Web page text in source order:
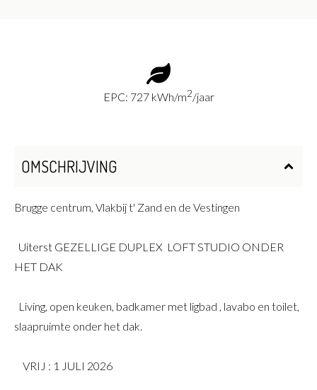
EPC: 727 kWh/m2/jaar
OMSCHRIJVING
Brugge centrum, Vlakbij t' Zand en de Vestingen
Uiterst GEZELLIGE DUPLEX LOFT STUDIO ONDER
HET DAK
Living, open keuken, badkamer met ligbad , lavabo en toilet,
slaapruimte onder het dak.
VRIJ : 1 JULI 2026